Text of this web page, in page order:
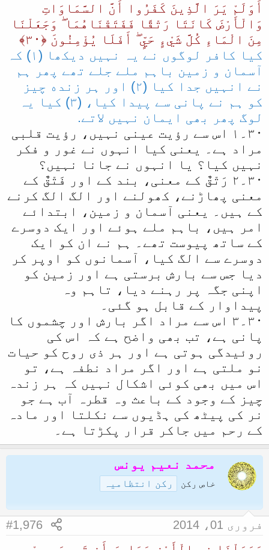
أَوَلَمْ يَرَ‌ الَّذِينَ كَفَرُ‌وا أَنَّ السَّمَاوَاتِ
وَالْأَرْ‌ضَ كَانَتَا رَ‌تْقًا فَفَتَقْنَاهُمَا ۖ وَجَعَلْنَا
مِنَ الْمَاءِ كُلَّ شَيْءٍ حَيٍّ ۖ أَفَلَا يُؤْمِنُونَ ﴿٣٠﴾
کیا کافر لوگوں نے یہ نہیں دیکھا (۱) کہ
آسمان و زمین باہم ملے جلے تھے پھر ہم
نے انہیں جدا کیا (۲) اور ہر زنده چیز
کو ہم نے پانی سے پیدا کیا، (٣) کیا یہ
لوگ پھر بھی ایمان نہیں ﻻتے.
٣٠۔۱ اس سے رؤیت عینی نہیں، رؤیت قلبی
مراد ہے۔ یعنی کیا انہوں نے غور و فکر
نہیں کیا؟ یا انہوں نے جانا نہیں؟
٣٠۔۲ رَتْقٌ کے معنی، بند کے اور فَتْقٌ کے
معنی پھاڑنے، کھولنے اور الگ الگ کرنے
کے ہیں۔ یعنی آسمان و زمین، ابتدائے
امر ہیں، باہم ملے ہوئے اور ایک دوسرے
کے ساتھ پیوست تھے۔ ہم نے ان کو ایک
دوسرے سے الگ کیا، آسمانوں کو اوپر کر
دیا جس سے بارش برستی ہے اور زمین کو
اپنی جگہ پر رہنے دیا، تاہم وہ
پیداوار کے قابل ہو گئی۔
٣٠۔٣ اس سے مراد اگر بارش اور چشموں کا
پانی ہے، تب بھی واضح ہے کہ اس کی
روئیدگی ہوتی ہے اور ہر ذی روح کو حیات
نو ملتی ہے اور اگر مراد نطفہ ہے، تو
اس میں بھی کوئی اشکال نہیں کہ ہر زندہ
چیز کے وجود کے باعث وہ قطرہ آب ہے جو
نر کی پیٹھ کی ہڈیوں سے نکلتا اور مادہ
کے رحم میں جاکر قرار پکڑتا ہے۔
محمد نعیم یونس
خاص رکن رکن انتظامیہ
فروری 01، 2014 #1,976